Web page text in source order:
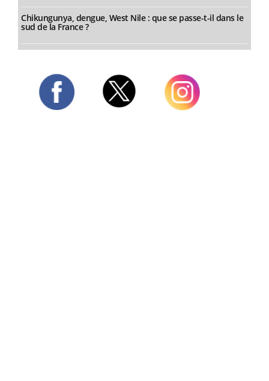
Chikungunya, dengue, West Nile : que se passe-t-il dans le
sud de la France ?